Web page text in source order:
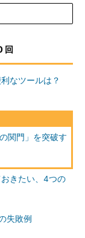
回
なツールは？
関門」を突破す
きたい、4つの
失敗例